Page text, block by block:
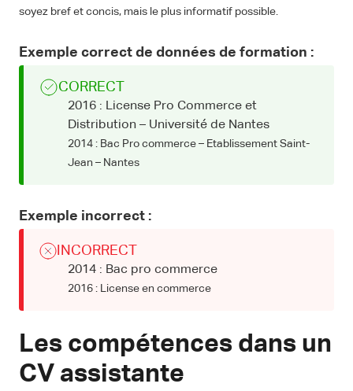
soyez bref et concis, mais le plus informatif possible.
Exemple correct de données de formation :
CORRECT
2016 : License Pro Commerce et
Distribution – Université de Nantes
2014 : Bac Pro commerce – Etablissement Saint-
Jean – Nantes
Exemple incorrect :
INCORRECT
2014 : Bac pro commerce
2016 : License en commerce
Les compétences dans un
CV assistante